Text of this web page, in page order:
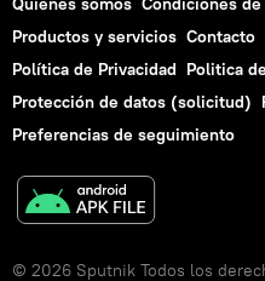
Productos y servicios Contacto
Política de Privacidad Politica
Protección de datos (solicitud)
Preferencias de seguimiento
© 2026 Sputnik Todos los